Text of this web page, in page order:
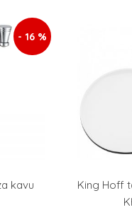
- 16 %
kavu
King Hoff